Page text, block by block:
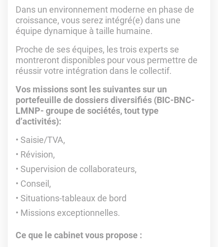
Dans un environnement moderne en phase de
croissance, vous serez intégré(e) dans une
équipe dynamique à taille humaine.
Proche de ses équipes, les trois experts se
montreront disponibles pour vous permettre de
réussir votre intégration dans le collectif.
Vos missions sont les suivantes sur un
portefeuille de dossiers diversifiés (BIC-BNC-
LMNP- groupe de sociétés, tout type
d’activités):
Saisie/TVA,
Révision,
Supervision de collaborateurs,
Conseil,
Situations-tableaux de bord
Missions exceptionnelles.
Ce que le cabinet vous propose :